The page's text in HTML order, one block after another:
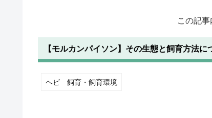
この記事
【モルカンパイソン】その生態と飼育方法
ヘビ 飼育・飼育環境